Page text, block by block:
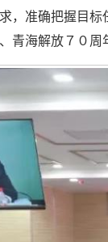
，准确把握目
青海解放７０周